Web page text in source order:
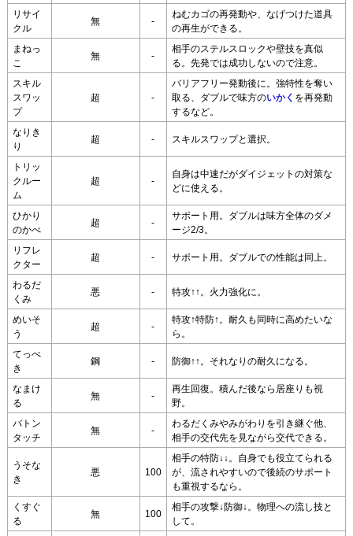
リサイ
クル
無 -
ねむカゴの再発動や、なげつけた道具
の再生ができる。
まねっ
こ
無 -
相手のステルスロックや壁技を真似
る。先発では成功しないので注意。
スキル
スワッ
プ
超 -
バリアフリー発動後に。強特性を奪い
取る、ダブルで味方のいかく を再発動
するなど。
なりき
り
超 - スキルスワップと選択。
トリッ
クルー
ム
超 -
自身は中速だがダイジェットの対策な
どに使える。
ひかり
のかべ
超 -
サポート用。ダブルは味方全体のダメ
ージ2/3。
リフレ
クター
超 - サポート用。ダブルでの性能は同上。
わるだ
くみ
悪 - 特攻↑↑。火力強化に。
めいそ
う
超 -
特攻↑特防↑。耐久も同時に高めたいな
ら。
てっぺ
き
鋼 - 防御↑↑。それなりの耐久になる。
なまけ
る
無 -
再生回復。積んだ後なら居座りも視
野。
バトン
タッチ
無 -
わるだくみやみがわりを引き継ぐ他、
相手の交代先を見ながら交代できる。
うそな
き
悪 100
相手の特防↓↓。自身でも役立てられる
が、流されやすいので後続のサポート
も重視するなら。
くすぐ
る
無 100
相手の攻撃↓防御↓。物理への流し技と
して。